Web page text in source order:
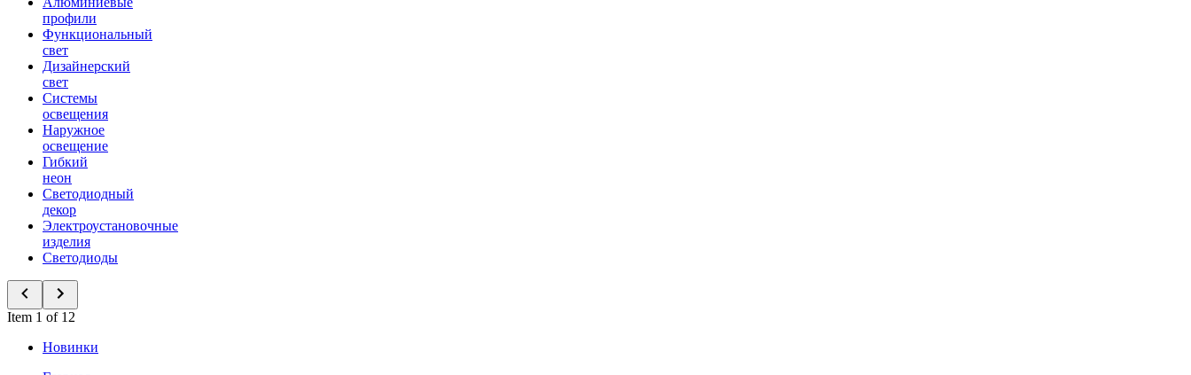
профили
Функциональный
свет
Дизайнерский
свет
Системы
освещения
Наружное
освещение
Гибкий
неон
Светодиодный
декор
Электроустановочные
изделия
Светодиоды
Item 1 of 12
Новинки